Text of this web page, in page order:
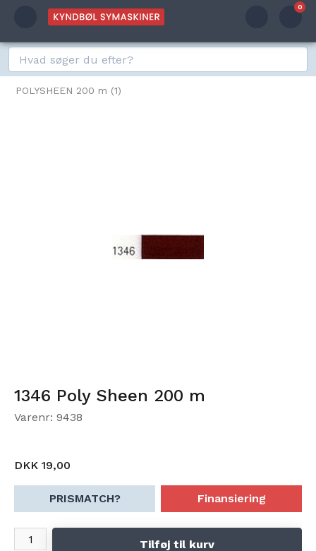
0
POLYSHEEN 200 m (1)
1346 Poly Sheen 200 m
Varenr: 9438
DKK 19,00
PRISMATCH? Finansiering
Tilføj til kurv